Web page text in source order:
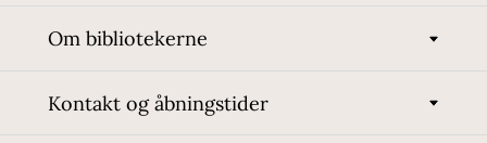
Om bibliotekerne
Kontakt og åbningstider